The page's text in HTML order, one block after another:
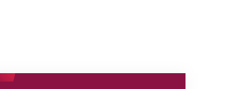
horaires du secrétariat dès le 1er août